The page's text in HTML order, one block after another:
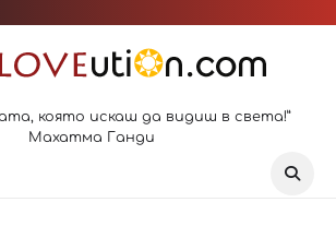
която искаш да видиш в света!”
Махатма Ганди